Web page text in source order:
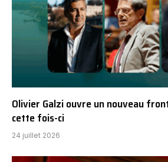
Olivier Galzi ouvre un nouveau
cette fois-ci
24 juillet 2026